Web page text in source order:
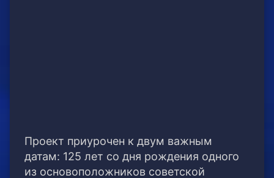
Проект приурочен к двум важным
датам: 125 лет со дня рождения одного
из основоположников советской